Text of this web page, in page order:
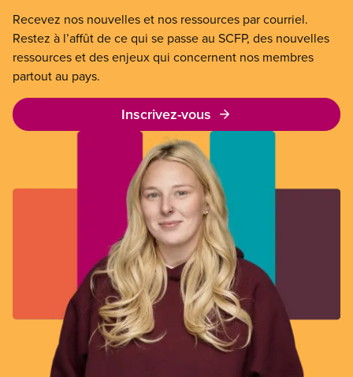
Recevez nos nouvelles et nos ressources par courriel.
Restez à l’affût de ce qui se passe au SCFP, des nouvelles
ressources et des enjeux qui concernent nos membres
partout au pays.
Inscrivez-vous